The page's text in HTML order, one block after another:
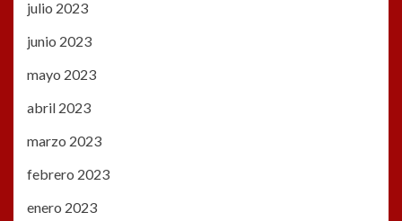
julio 2023
junio 2023
mayo 2023
abril 2023
marzo 2023
febrero 2023
enero 2023